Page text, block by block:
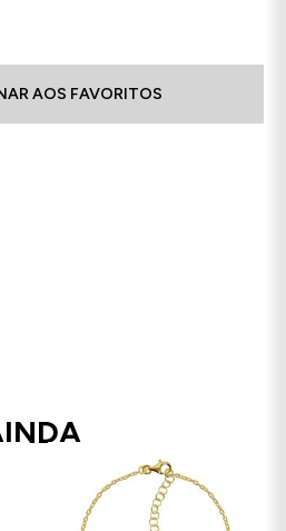
AOS FAVORITOS